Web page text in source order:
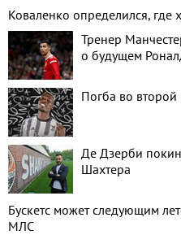
Коваленко определился, где
Тренер
о будущем
Погба во второй
Де Дзерби
Шахтера
Бускетс может следующим
МЛС